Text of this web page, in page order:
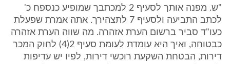
"ש. מפנה אותך לסעיף 2 למכתבך שמופיע כנספח כ'
לכתב התביעה ולסעיף 7 לתצהירך. אתה אמרת שפעלת
כעו"ד סביר ברשום הערת אזהרה. מה שווה הערת אזהרה
כבטוחה, ואיך היא עומדת לעומת סעיף 2(4) לחוק המכר
דירות, הבטחת השקעת רוכשי דירות, לפיו יש עדיפות